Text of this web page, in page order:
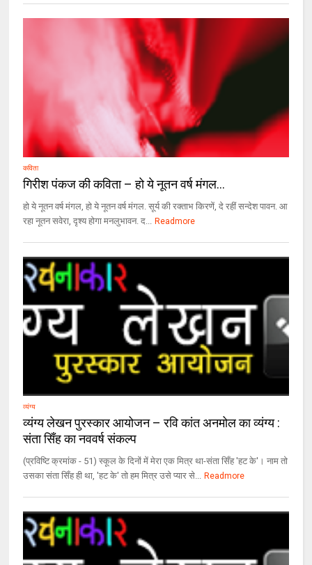
कविता
गिरीश पंकज की कविता – हो ये नूतन वर्ष मंगल…
हो ये नूतन वर्ष मंगल, हो ये नूतन वर्ष मंगल. सूर्य की रक्ताभ किरणें, दे रहीं सन्देश पावन. आ
रहा नूतन सवेरा, दृश्य होगा मनलुभावन. द...
Readmore
व्यंग्य
व्यंग्य लेखन पुरस्कार आयोजन – रवि कांत अनमोल का व्यंग्य :
संता सिँह का नववर्ष संकल्प
(प्रविष्टि क्रमांक - 51) स्कूल के दिनों में मेरा एक मित्र था-संता सिँह 'हट के'। नाम तो
उसका संता सिँह ही था, 'हट के' तो हम मित्र उसे प्यार से...
Readmore